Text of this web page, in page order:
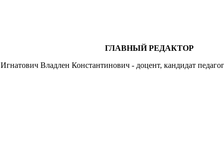
ГЛАВНЫЙ РЕДАКТОР
Игнатович Владлен Константинович - доцент, кандидат